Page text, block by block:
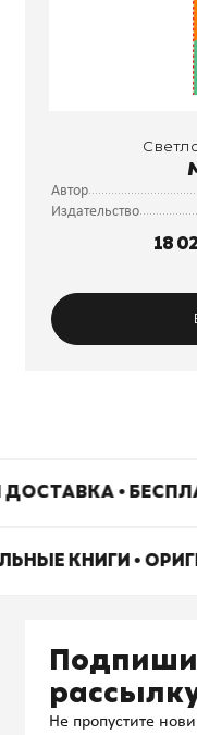
Автор
Издательство
18
•
КНИГИ •
Не пропустите